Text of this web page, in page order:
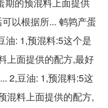
期的预混料上面提供
以根据所... 鹌鹑产蛋
油: 1,预混料:5这个是
上面提供的配方,最好
2,豆油: 1,预混料:5这
混料上面提供的配方,